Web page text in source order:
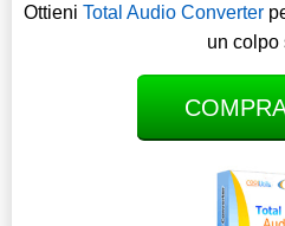
Ottieni Total Audio Converter
un colpo